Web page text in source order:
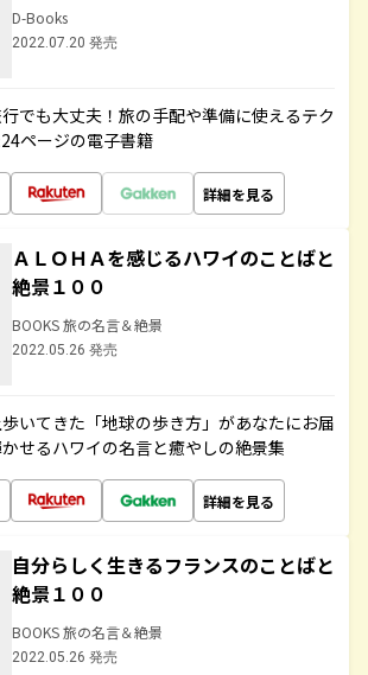
D-Books
2022.07.20 発売
でも大丈夫！旅の手配や準備に使えるテク
ページの電子書籍
詳細を見る
ＡＬＯＨＡを感じるハワイのことばと
絶景１００
BOOKS 旅の名言＆絶景
2022.05.26 発売
いてきた「地球の歩き方」があなたにお届
せるハワイの名言と癒やしの絶景集
詳細を見る
自分らしく生きるフランスのことばと
絶景１００
BOOKS 旅の名言＆絶景
2022.05.26 発売